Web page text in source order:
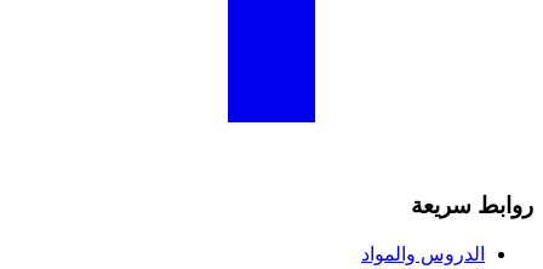
روابط سريعة
الدروس والمواد